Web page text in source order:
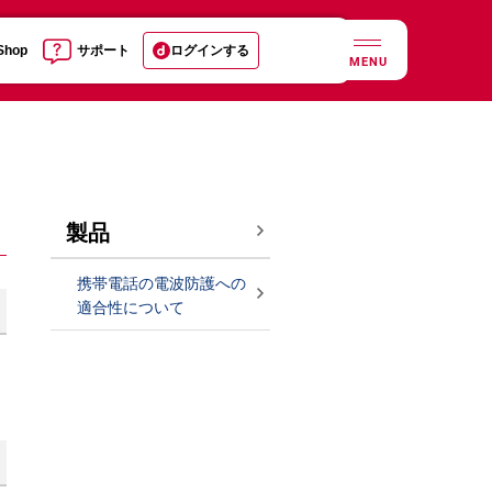
サポート ログインする
MENU
製品
携帯電話の電波防護への
適合性について